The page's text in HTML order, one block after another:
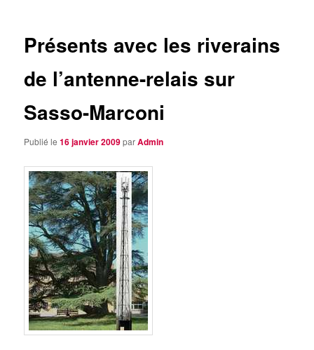
Présents avec les riverains
de l’antenne-relais sur
Sasso-Marconi
Publié le16 janvier 2009parAdmin